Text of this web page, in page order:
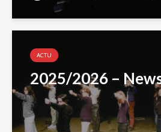
ACTU
2025/2026 –